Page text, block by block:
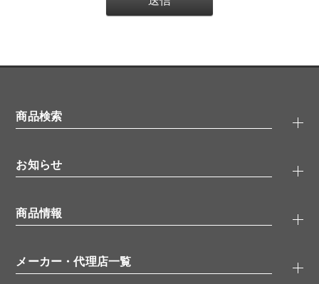
商品検索
タンパク質検索
ELISA/ELISpot検索
品番検索
お知らせ
無料サンプル
ウェビナー （オンラインセミナー）
学会・展示スケジュール
商品情報
抗体
メーカー・代理店一覧